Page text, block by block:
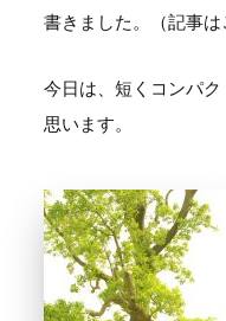
書きました。（記事は
今日は、短くコンパ
思います。